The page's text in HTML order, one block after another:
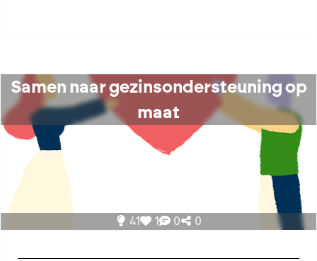
Samen naar gezinsondersteuning op
maat
41 1 0 0